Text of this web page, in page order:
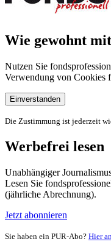
Wie gewohnt
Nutzen Sie
Verwendung von Cookies
Einverstanden
Die Zustimmung ist jederzeit
Werbefrei lesen
Unabhängiger
Lesen Sie
(jährliche Abrechnung).
Jetzt abonnieren
Sie haben ein PUR-Abo? Hier